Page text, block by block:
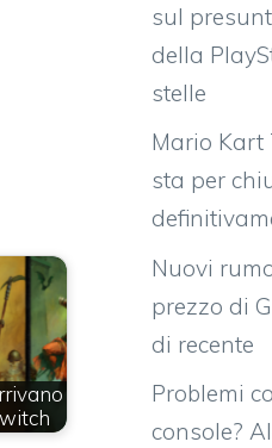
sul
della
stelle
Mario Kart
sta per
Nuovi
prezzo di
di recente
Problemi
console?